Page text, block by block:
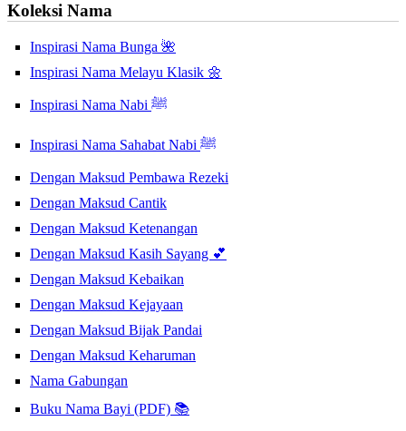
Koleksi Nama
Inspirasi Nama Bunga 🌺
Inspirasi Nama Melayu Klasik 🌼
Inspirasi Nama Nabi ﷺ
Inspirasi Nama Sahabat Nabi ﷺ
Dengan Maksud Pembawa Rezeki
Dengan Maksud Cantik
Dengan Maksud Ketenangan
Dengan Maksud Kasih Sayang 💕
Dengan Maksud Kebaikan
Dengan Maksud Kejayaan
Dengan Maksud Bijak Pandai
Dengan Maksud Keharuman
Nama Gabungan
Buku Nama Bayi (PDF) 📚